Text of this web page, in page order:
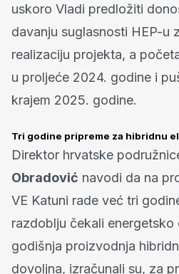
uskoro Vladi predložiti
davanju suglasnosti HEP-u
realizaciju projekta, a
u proljeće 2024. godine i
krajem 2025. godine.
Tri godine pripreme za hibridnu
Direktor hrvatske
Obradović navodi da na
VE Katuni rade već tri
razdoblju čekali energetsko
godišnja proizvodnja
dovoljna, izračunali su, za